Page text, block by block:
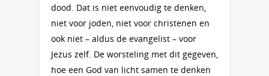
dood. Dat is niet eenvoudig te denken,
niet voor joden, niet voor christenen en
ook niet – aldus de evangelist – voor
Jezus zelf. De worsteling met dit gegeven,
hoe een God van licht samen te denken